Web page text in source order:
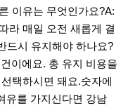
이유는 무엇인가요?A:
라 매일 오전 새롭게 결
드시 유지해야 하나요?
이에요. 총 유지 비용을
택하시면 돼요.​​숫자에
유를 가지신다면 강남